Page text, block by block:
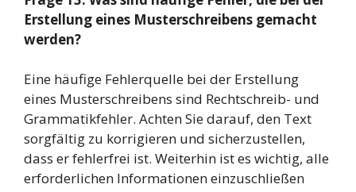
Erstellung eines Musterschreibens gemacht
werden?
Eine häufige Fehlerquelle bei der Erstellung
eines Musterschreibens sind Rechtschreib- und
Grammatikfehler. Achten Sie darauf, den Text
sorgfältig zu korrigieren und sicherzustellen,
dass er fehlerfrei ist. Weiterhin ist es wichtig, alle
erforderlichen Informationen einzuschließen